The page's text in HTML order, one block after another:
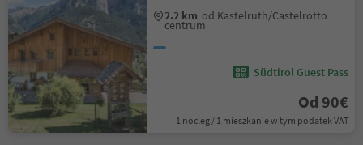
2.2 km od Kastelruth/Castelrotto
centrum
Südtirol Guest Pass
Od 90€
1 nocleg / 1 mieszkanie w tym podatek VAT